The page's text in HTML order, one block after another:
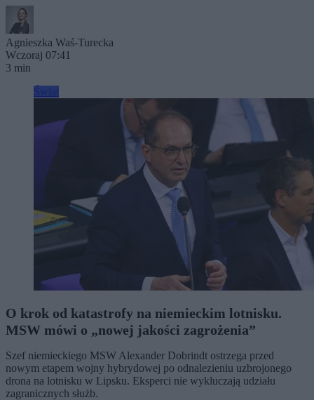
Agnieszka Waś-Turecka
Wczoraj 07:41
3 min
O krok od katastrofy na niemieckim lotnisku.
MSW mówi o „nowej jakości zagrożenia”
Szef niemieckiego MSW Alexander Dobrindt ostrzega przed
nowym etapem wojny hybrydowej po odnalezieniu uzbrojonego
drona na lotnisku w Lipsku. Eksperci nie wykluczają udziału
zagranicznych służb.